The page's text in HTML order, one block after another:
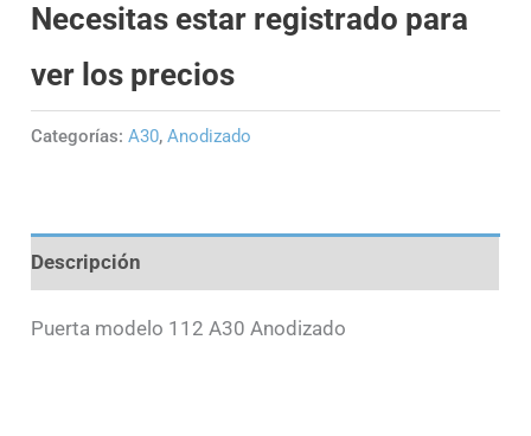
Necesitas estar registrado para
ver los precios
Categorías:A30,Anodizado
Descripción
Puerta modelo 112 A30 Anodizado